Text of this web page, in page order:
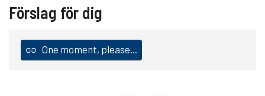
Förslag för dig
One moment, please...